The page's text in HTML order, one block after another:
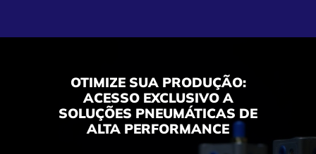
OTIMIZE SUA PRODUÇÃO:
ACESSO EXCLUSIVO A
SOLUÇÕES PNEUMÁTICAS DE
ALTA PERFORMANCE